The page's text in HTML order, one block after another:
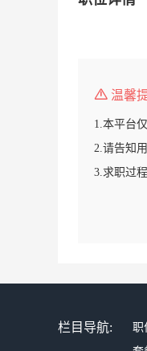
温馨
1.本平台
2.请告知
3.求职过
栏目导航: 职